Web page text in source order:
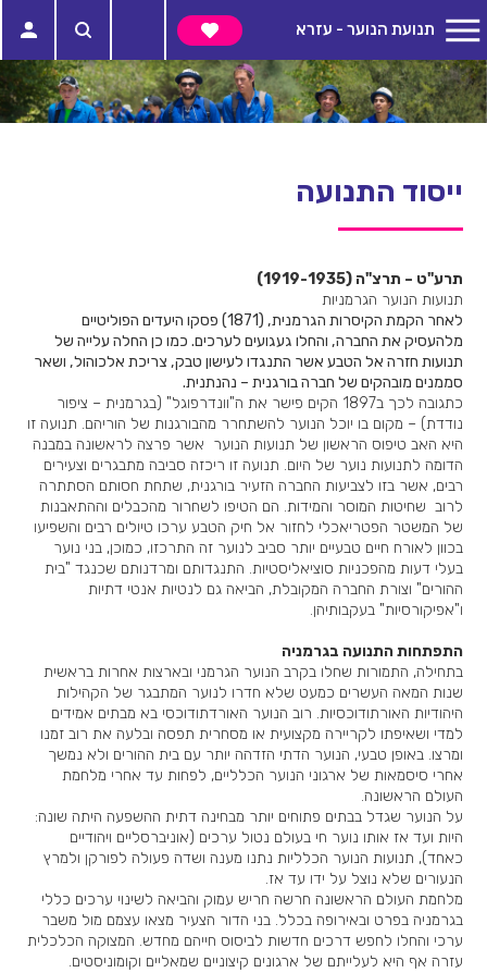
תנועת הנוער - עזרא
ייסוד התנועה
תרע"ט – תרצ"ה (1919-1935)​
תנועות הנוער הגרמניות
לאחר הקמת הקיסרות הגרמנית, (1871) פסקו היעדים הפוליטיים
מלהעסיק את החברה, והחלו געגועים לערכים. כמו כן החלה עלייה של
תנועות חזרה אל הטבע אשר התנגדו לעישון טבק, צריכת אלכוהול, ושאר
סממנים מובהקים של חברה בורגנית – נהנתנית.
כתגובה לכך ב1897 הקים פישר את ה"וונדרפוגל" (בגרמנית – ציפור
נודדת) – מקום בו יוכל הנוער להשתחרר מהבורגנות של הוריהם. תנועה זו
היא האב טיפוס הראשון של תנועות הנוער אשר פרצה לראשונה במבנה
הדומה לתנועות נוער של היום. תנועה זו ריכזה סביבה מתבגרים וצעירים
רבים, אשר בזו לצביעות החברה הזעיר בורגנית, שתחת חסותם הסתתרה
לרוב שחיטות המוסר והמידות. הם הטיפו לשחרור מהכבלים וההתאבנות
של המשטר הפטריאכלי לחזור אל חיק הטבע ערכו טיולים רבים והשפיעו
בכוון לאורח חיים טבעיים יותר סביב לנוער זה התרכזו, כמוכן, בני נוער
בעלי דעות מהפכניות סוציאליסטיות. התנגדותם ומרדנותם שכנגד "בית
ההורים" וצורת החברה המקובלת, הביאה גם לנטיות אנטי דתיות
ו"אפיקורסיות" בעקבותיהן.
התפתחות התנועה בגרמניה
בתחילה, התמורות שחלו בקרב הנוער הגרמני ובארצות אחרות בראשית
שנות המאה העשרים כמעט שלא חדרו לנוער המתבגר של הקהילות
היהודיות האורתודוכסיות. רוב הנוער האורדתודוכסי בא מבתים אמידים
למדי ושאיפתו לקריירה מקצועית או מסחרית תפסה ובלעה את רוב זמנו
ומרצו. באופן טבעי, הנוער הדתי הזדהה יותר עם בית ההורים ולא נמשך
אחרי סיסמאות של ארגוני הנוער הכלליים, לפחות עד אחרי מלחמת
העולם הראשונה.
על הנוער שגדל בבתים פתוחים יותר מבחינה דתית ההשפעה היתה שונה:
היות ועד אז אותו נוער חי בעולם נטול ערכים (אוניברסליים ויהודיים
כאחד), תנועות הנוער הכלליות נתנו מענה ושדה פעולה לפורקן ולמרץ
הנעורים שלא נוצל על ידו עד אז.
מלחמת העולם הראשונה חרשה חריש עמוק והביאה לשינוי ערכים כללי
בגרמניה בפרט ובאירופה בכלל. בני הדור הצעיר מצאו עצמם מול משבר
ערכי והחלו לחפש דרכים חדשות לביסוס חייהם מחדש. המצוקה הכלכלית
עזרה אף היא לעלייתם של ארגונים קיצוניים שמאליים וקומוניסטים.